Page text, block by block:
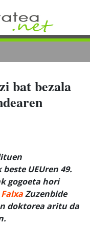
bat bezala
UEUren 49.
gogoeta hori
Zuzenbide
doktorea aritu da